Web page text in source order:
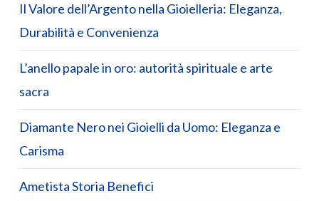
Il Valore dell’Argento nella Gioielleria: Eleganza,
Durabilità e Convenienza
L’anello papale in oro: autorità spirituale e arte
sacra
Diamante Nero nei Gioielli da Uomo: Eleganza e
Carisma
Ametista Storia Benefici